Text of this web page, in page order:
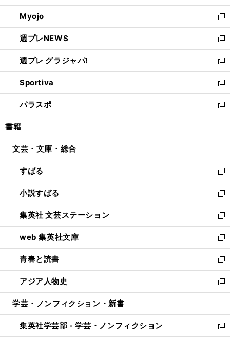
開
く
ウ
で
開
く
ン
ド
ウ
で
開
く
ウ
ィ
ン
ド
ウ
で
開
く
Myojo
新
し
い
ウ
ィ
ン
ド
ウ
で
開
週プレNEWS
新
し
い
ウ
ィ
ン
ド
ウ
開
週プレ グラジャパ!
新
し
い
ウ
ィ
ン
ウ
開
く
Sportiva
新
し
い
ウ
ン
ウ
で
開
く
パラスポ
新
し
ウ
ン
ド
ウ
で
開
く
書籍
文芸・文庫・総合
すばる
新
し
い
ウ
ィ
ン
ド
ウ
で
開
く
小説すばる
新
し
い
ウ
ィ
ン
ド
ウ
で
開
集英社 文芸ステーション
新
し
い
ウ
ィ
ン
ド
ウ
開
く
web 集英社文庫
新
し
い
ウ
ィ
ン
ウ
で
青春と読書
新
し
い
ウ
ン
ド
アジア人物史
新
し
ウ
ィ
学芸・ノンフィクション・新書
集英社学芸部 - 学芸・ノンフィクション
新